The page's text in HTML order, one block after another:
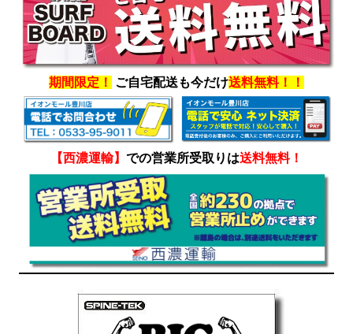
期間限定！ ご自宅配送も今だけ送料無料！！
【西濃運輸】 での営業所受取りは送料無料！